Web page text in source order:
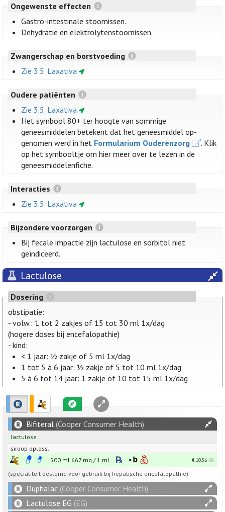
Ongewenste effecten
Gastro-intestinale stoornissen.
Dehydratie en elektrolytenstoornissen.
Zwangerschap en borstvoeding
Zie 3.5. Laxativa
Oudere patiënten
Zie 3.5. Laxativa
Het symbool 80+ ter hoogte van sommige
geneesmiddelen betekent dat het geneesmiddel op-
genomen werd in het Formularium Ouderenzorg
. Klik
op het symbooltje om hier meer over te lezen in de
geneesmiddelenfiche.
Interacties
Zie 3.5. Laxativa
Bijzondere voorzorgen
Bij fecale impactie zijn lactulose en sorbitol niet
geïndiceerd.
Lactulose
Dosering
obstipatie:
- volw.: 1 tot 2 zakjes of 15 tot 30 ml 1x/dag
(hogere doses bij encefalopathie)
- kind:
< 1 jaar: ½ zakje of 5 ml 1x/dag
1 tot 5 à 6 jaar: ½ zakje of 5 tot 10 ml 1x/dag
5 à 6 tot 14 jaar: 1 zakje of 10 tot 15 ml 1x/dag
Bifiteral (Cooper Consumer Health)
lactulose
siroop oploss.
500 ml 667 mg / 1 ml € 10,56
(specialiteit bestemd voor gebruik bij hepatische encefalopathie)
Duphalac (Cooper Consumer Health)
Lactulose EG (EG)